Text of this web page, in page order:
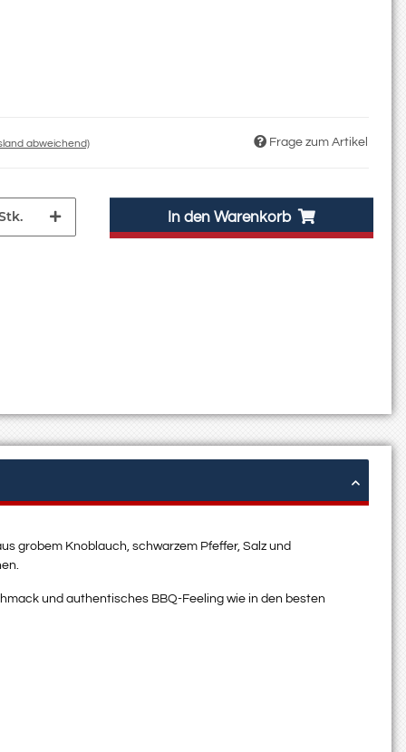
abweichend) Frage zum Artikel
In den Warenkorb
grobem Knoblauch, schwarzem Pfeffer, Salz und
und authentisches BBQ-Feeling wie in den besten